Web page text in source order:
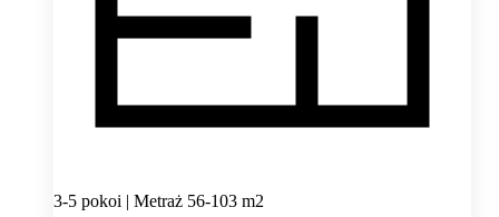
3-5 pokoi | Metraż 56-103 m2